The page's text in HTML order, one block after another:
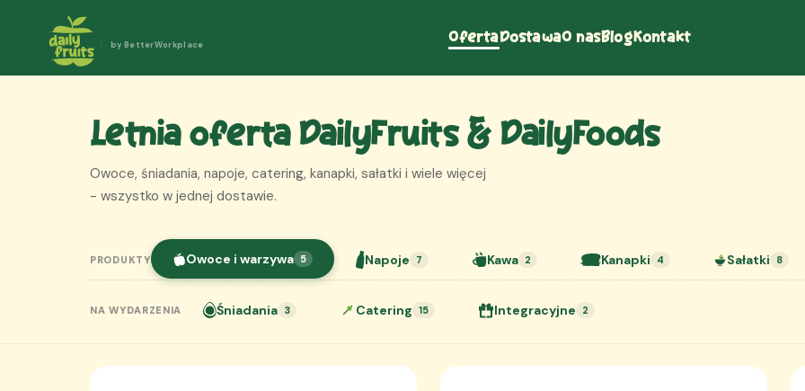
by BetterWorkplace OfertaDostawaO nasBlogKontakt
Letnia oferta DailyFruits & DailyFoods
Owoce, śniadania, napoje, catering, kanapki, sałatki i wiele więcej
- wszystko w jednej dostawie.
PRODUKTY Owoce i warzywa 5 Napoje 7 Kawa 2 Kanapki 4 Sałatki 8
NA WYDARZENIA Śniadania 3 Catering 15 Integracyjne 2